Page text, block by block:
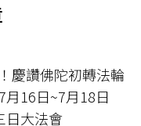
慶讚佛陀初轉法輪
月16日~7月18日
日大法會